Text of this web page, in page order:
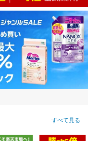
すべて見る